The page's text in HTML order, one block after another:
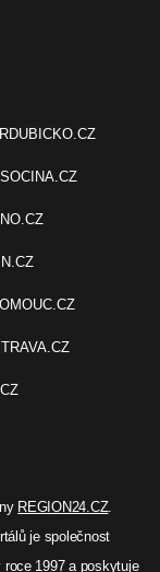
REGION24.CZ.
je společnost
1997 a poskytuje